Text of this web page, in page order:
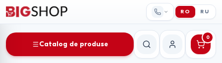
RO RU
Catalog de produse
CăutareContul meu
0